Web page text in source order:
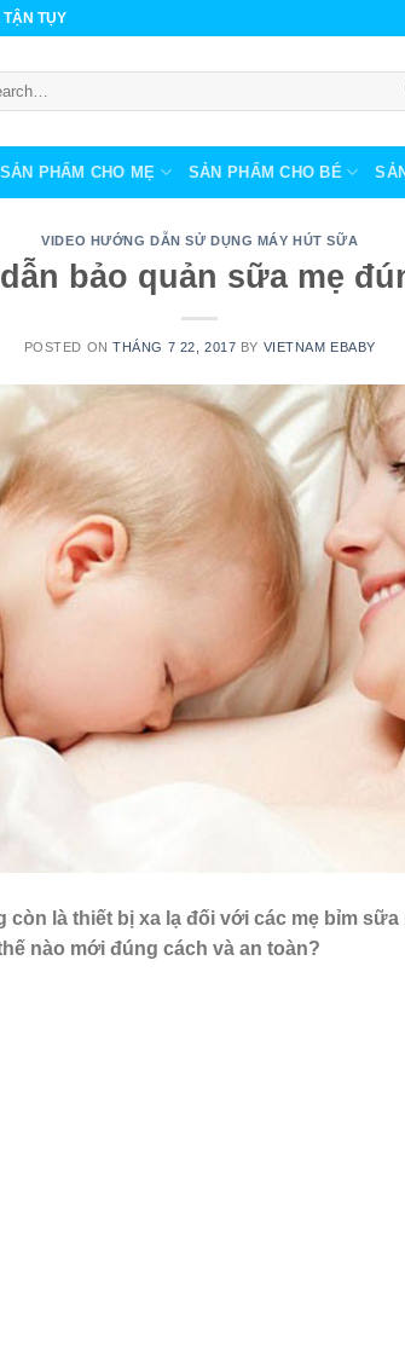
TỤY
SẢN PHẨM CHO MẸ SẢN PHẨM CHO BÉ
VIDEO HƯỚNG DẪN SỬ DỤNG MÁY HÚT SỮA
bảo quản sữa mẹ
POSTED ONTHÁNG 7 22, 2017 BY VIETNAM EBABY
còn là thiết bị xa lạ đối với các mẹ bỉm
nào mới đúng cách và an toàn?